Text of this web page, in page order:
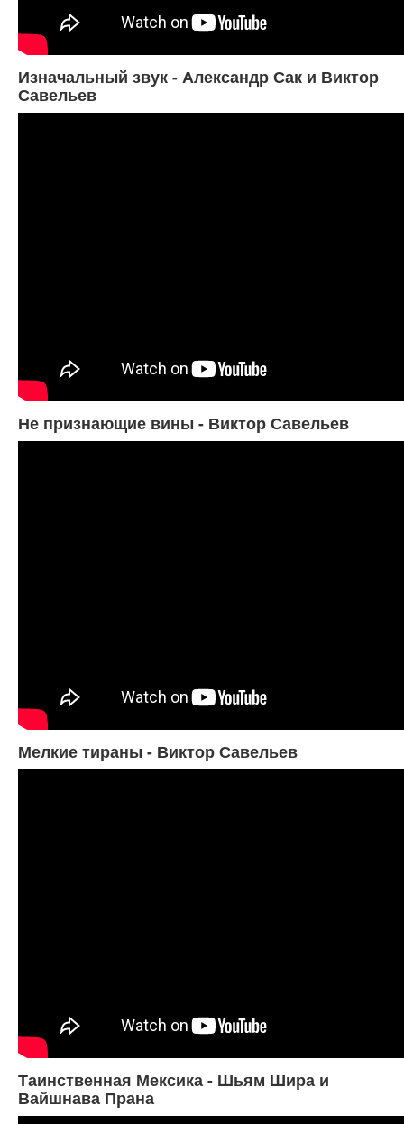
Изначальный звук - Александр Сак и Виктор
Савельев
Не признающие вины - Виктор Савельев
Мелкие тираны - Виктор Савельев
Таинственная Мексика - Шьям Шира и
Вайшнава Прана